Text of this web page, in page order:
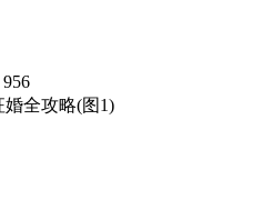
956